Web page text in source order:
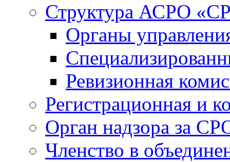
Структура АСРО
Органы
Ревизионная
Регистрационная и
Орган надзора за
Членство в